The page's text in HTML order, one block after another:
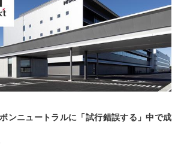
ンニュートラルに「試行錯誤する」中で成